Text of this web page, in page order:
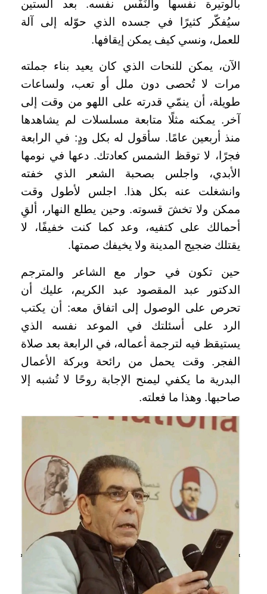
بالوتيرة نفسها والنَفَس نفسه. بعد الستين
سيُفكّر كثيرًا في جسده الذي حوّله إلى آلة
للعمل، ونسي كيف يمكن إيقافها.
الآن، يمكن للنحات الذي كان يعيد بناء جملته
مرات لا تُحصى دون ملل أو تعب، ولساعات
طويلة، أن ينمّي قدرته على اللهو من وقت إلى
آخر. يمكنه مثلًا متابعة مسلسلات لم يشاهدها
منذ أربعين عامًا. سأقول له بكل ودٍ: في الرابعة
فجرًا، لا توقظ الشمس كعادتك. دعها في نومها
الأبدي، واجلس بصحبة الشعر الذي خفته
وانشغلت عنه بكل هذا. اجلس لأطول وقت
ممكن ولا تخشَ قسوته. وحين يطلع النهار، ألقِ
أحمالك على كتفيه، وعد كما كنت خفيفًا، لا
يقتلك ضجيج المدينة ولا يخيفك صمتها.
حين تكون في حوار مع الشاعر والمترجم
الدكتور عبد المقصود عبد الكريم، عليك أن
تحرص على الوصول إلى اتفاق معه: أن يكتب
الرد على أسئلتك في الموعد نفسه الذي
يستيقظ فيه لترجمة أعماله، في الرابعة بعد صلاة
الفجر. وقت يحمل من رائحة وبركة الأعمال
البدرية ما يكفي ليمنح الإجابة روحًا لا تُشبه إلا
صاحبها. وهذا ما فعلته.